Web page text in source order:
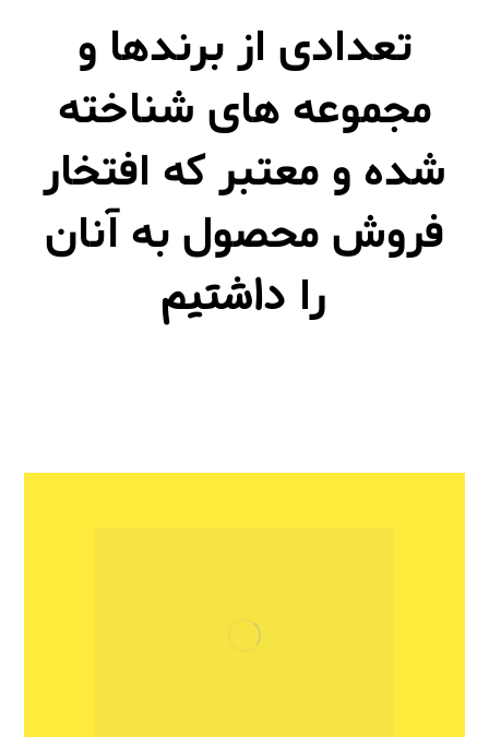
تعدادی از برندها و
مجموعه های شناخته
شده و معتبر که افتخار
فروش محصول به آنان
را داشتیم